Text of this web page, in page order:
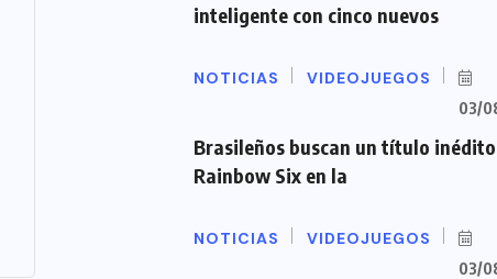
inteligente con cinco nuevos
NOTICIAS VIDEOJUEGOS
03/
Brasileños buscan un título
Rainbow Six en la
NOTICIAS VIDEOJUEGOS
03/